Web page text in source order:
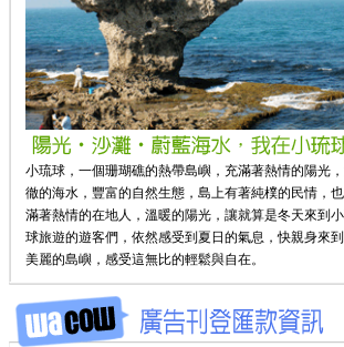
小琉球，一個珊瑚礁的熱帶島嶼，充滿著熱情的陽光
徹的海水，豐富的自然生態，島上有著純樸的民情，
滿著熱情的在地人，溫暖的陽光，讓就算是冬天來到
球旅遊的遊客們，依然感受到夏日的氣息，快親身來
美麗的島嶼，感受這無比的輕鬆與自在。